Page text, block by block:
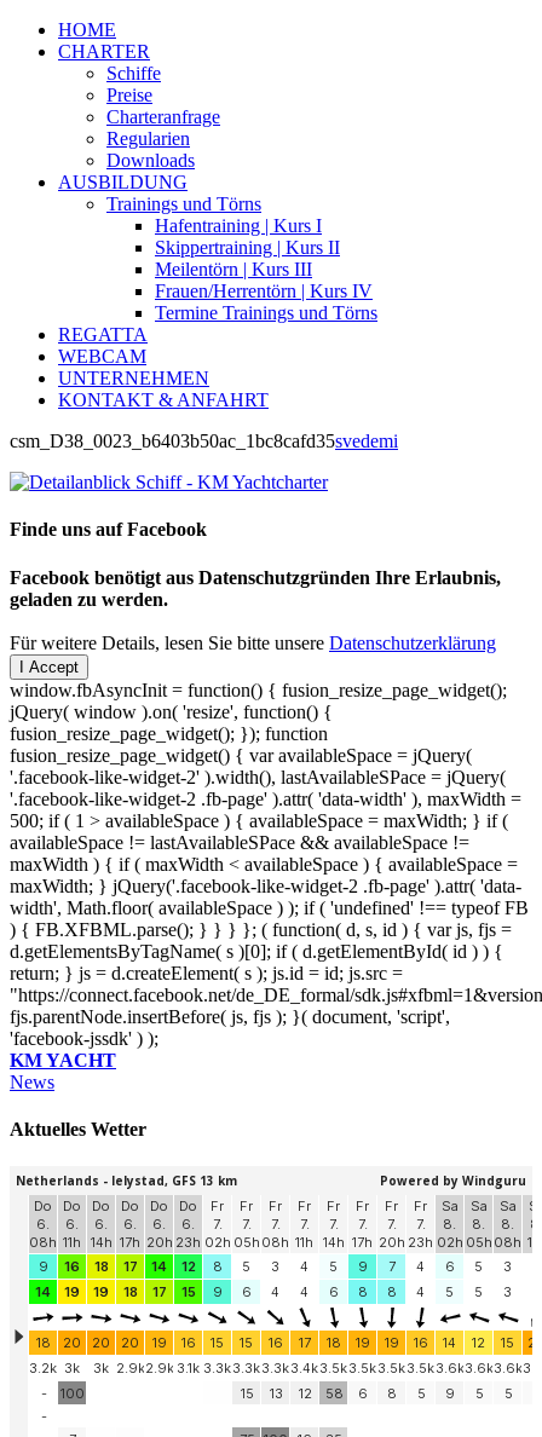
HOME
CHARTER
Schiffe
Preise
Charteranfrage
Regularien
Downloads
AUSBILDUNG
Trainings und Törns
Hafentraining | Kurs I
Skippertraining | Kurs II
Meilentörn | Kurs III
Frauen/Herrentörn | Kurs IV
Termine Trainings und Törns
REGATTA
WEBCAM
UNTERNEHMEN
KONTAKT & ANFAHRT
csm_D38_0023_b6403b50ac_1bc8cafd35svedemi
Finde uns auf Facebook
Facebook benötigt aus Datenschutzgründen Ihre Erlaubnis,
geladen zu werden.
Für weitere Details, lesen Sie bitte unsere Datenschutzerklärung
I Accept
window.fbAsyncInit = function() { fusion_resize_page_widget();
jQuery( window ).on( 'resize', function() {
fusion_resize_page_widget(); }); function
fusion_resize_page_widget() { var availableSpace = jQuery(
'.facebook-like-widget-2' ).width(), lastAvailableSPace = jQuery(
'.facebook-like-widget-2 .fb-page' ).attr( 'data-width' ), maxWidth =
500; if ( 1 > availableSpace ) { availableSpace = maxWidth; } if (
availableSpace != lastAvailableSPace && availableSpace !=
maxWidth ) { if ( maxWidth < availableSpace ) { availableSpace =
maxWidth; } jQuery('.facebook-like-widget-2 .fb-page' ).attr( 'data-
width', Math.floor( availableSpace ) ); if ( 'undefined' !== typeof FB
) { FB.XFBML.parse(); } } } }; ( function( d, s, id ) { var js, fjs =
d.getElementsByTagName( s )[0]; if ( d.getElementById( id ) ) {
return; } js = d.createElement( s ); js.id = id; js.src =
"https://connect.facebook.net/de_DE_formal/
fjs.parentNode.insertBefore( js, fjs ); }( document, 'script',
'facebook-jssdk' ) );
KM YACHT
News
Aktuelles Wetter